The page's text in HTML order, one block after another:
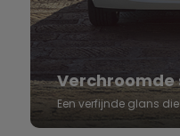
Een verfijnde glans